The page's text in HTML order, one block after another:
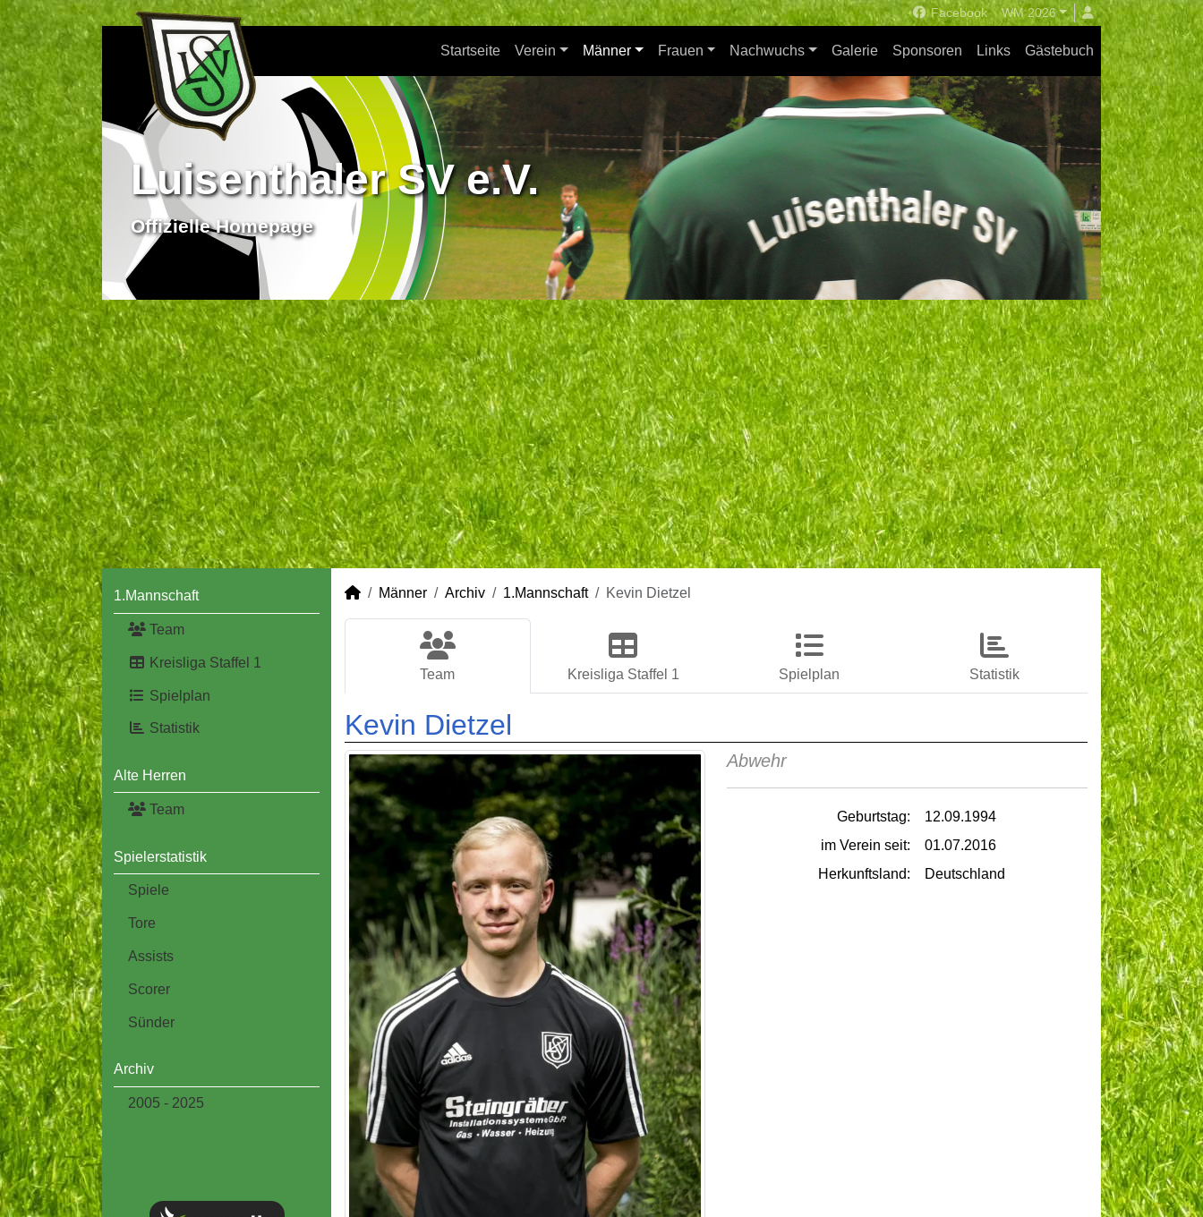
Facebook WM 2026
Startseite Verein Männer Frauen Nachwuchs Galerie Sponsoren Links Gästebuch
Luisenthaler SV e.V.
Offizielle Homepage
1.Mannschaft
Team
Kreisliga Staffel 1
Spielplan
Statistik
Alte Herren
Team
Spielerstatistik
Spiele
Tore
Assists
Scorer
Sünder
Archiv
2005 - 2025
Männer Archiv 1.Mannschaft Kevin Dietzel
Team Kreisliga Staffel 1 Spielplan Statistik
Kevin Dietzel
Abwehr
Geburtstag:
12.09.1994
im Verein seit:
01.07.2016
Herkunftsland:
Deutschland